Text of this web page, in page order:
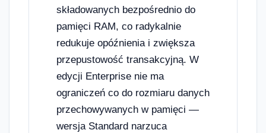
składowanych bezpośrednio do
pamięci RAM, co radykalnie
redukuje opóźnienia i zwiększa
przepustowość transakcyjną. W
edycji Enterprise nie ma
ograniczeń co do rozmiaru danych
przechowywanych w pamięci —
wersja Standard narzuca